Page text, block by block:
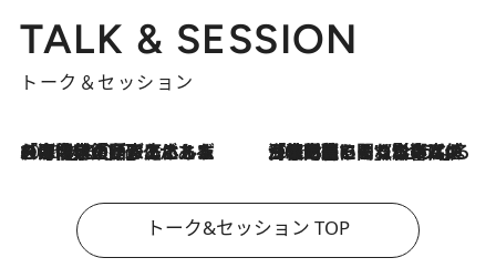
TALK & SESSION
トーク＆セッション
2026.8.3
「今後値上げがあるとすれば…」「リスクがあるのは今年の冬」エネルギー専門家が語る、ホルムズ海峡封鎖が家庭にもたらす“ある心配” 2026.8.3
「住宅建てられない…」「サーチャージ料の高値が続いている」ホルムズ海峡封鎖による影響はいつまで続く？《エネルギー専門家に聞く“どうなる日本の暮らし”》
トーク&セッション TOP